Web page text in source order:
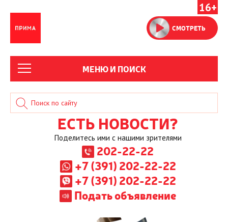
16+
СМОТРЕТЬ
МЕНЮ И ПОИСК
ЕСТЬ НОВОСТИ?
Поделитесь ими с нашими зрителями
202-22-22
+7 (391) 202-22-22
+7 (391) 202-22-22
Подать объявление